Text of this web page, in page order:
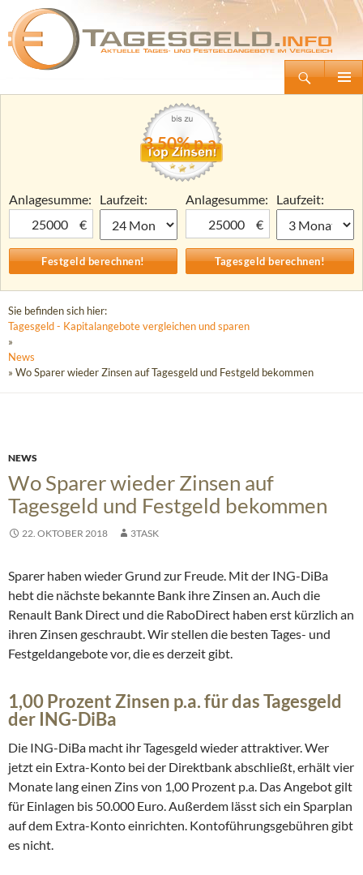
Tagesgeld.info – Tagesgeldkonten vergleichen und Tagesgeld-Zinsen berechnen
Zum
3,50% p.a.
Anlagesumme:
€
Laufzeit:
Anlagesumme:
€
Laufzeit:
Sie befinden sich hier:
Tagesgeld - Kapitalangebote vergleichen und sparen
»
News
» Wo Sparer wieder Zinsen auf Tagesgeld und Festgeld bekommen
NEWS
Wo Sparer wieder Zinsen auf
Tagesgeld und Festgeld bekommen
22. OKTOBER 2018 3TASK
Sparer haben wieder Grund zur Freude. Mit der ING-DiBa
hebt die nächste bekannte Bank ihre Zinsen an. Auch die
Renault Bank Direct und die RaboDirect haben erst kürzlich an
ihren Zinsen geschraubt. Wir stellen die besten Tages- und
Festgeldangebote vor, die es derzeit gibt.
1,00 Prozent Zinsen p.a. für das Tagesgeld
der ING-DiBa
Die ING-DiBa macht ihr Tagesgeld wieder attraktiver. Wer
jetzt ein Extra-Konto bei der Direktbank abschließt, erhält vier
Monate lang einen Zins von 1,00 Prozent p.a. Das Angebot gilt
für Einlagen bis 50.000 Euro. Außerdem lässt sich ein Sparplan
auf dem Extra-Konto einrichten. Kontoführungsgebühren gibt
es nicht.